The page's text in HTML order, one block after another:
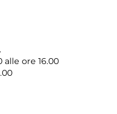
ore 16.00